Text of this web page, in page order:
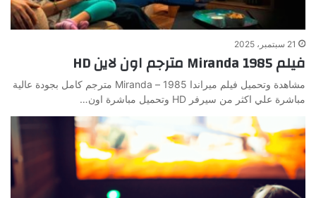
21 سبتمبر، 2025
فيلم Miranda 1985 مترجم اون لاين HD
مشاهدة وتحميل فيلم ميراندا 1985 – Miranda مترجم كامل بجودة عالية
مباشرة علي اكثر من سيرفر HD وتحميل مباشرة اون…